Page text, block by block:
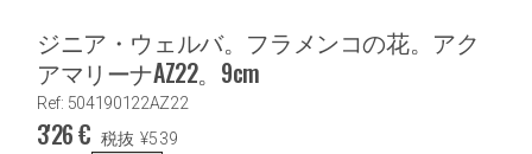
ジニア・ウェルバ。フラメンコの花。アク
アマリーナAZ22。9cm
Ref: 504190122AZ22
3'26€ 税抜 ¥539